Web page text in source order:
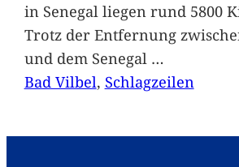
in Senegal liegen rund 5800
Trotz der Entfernung
und dem Senegal …
Bad Vilbel, Schlagzeilen